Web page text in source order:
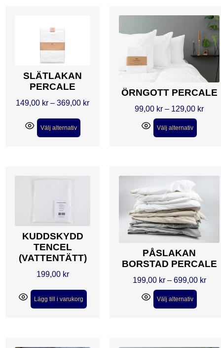
SLÄTLAKAN
PERCALE
149,00 kr – 369,00 kr
Välj alternativ
ÖRNGOTT PERCALE
99,00 kr – 129,00 kr
Välj alternativ
KUDDSKYDD
TENCEL
(VATTENTÄTT)
199,00 kr
Lägg till i varukorg
PÅSLAKAN
BORSTAD PERCALE
199,00 kr – 699,00 kr
Välj alternativ